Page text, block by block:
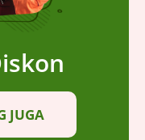
JUGA